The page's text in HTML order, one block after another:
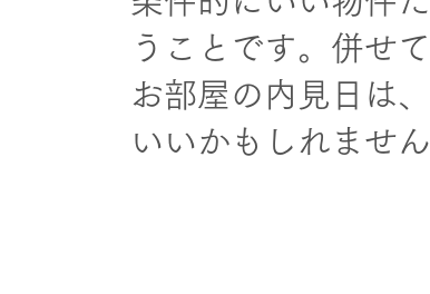
うことです。併せ
お部屋の内見日は
いいかもしれません